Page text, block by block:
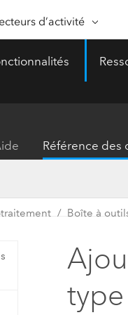
SaaS
marché
d’activité
D’ACTIVITÉ
de
d’énergie
Santé et services à la
Administrations nationales
Référence des
Boîte à